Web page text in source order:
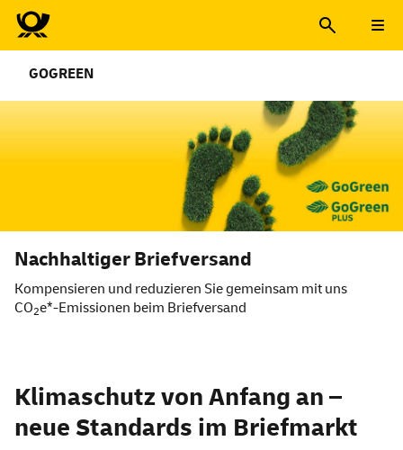
GOGREEN
Nachhaltiger Briefversand
Kompensieren und reduzieren Sie gemeinsam mit uns
CO2e*-Emissionen beim Briefversand
Nachhaltiger Briefversand
Klimaschutz von Anfang an –
neue Standards im Briefmarkt